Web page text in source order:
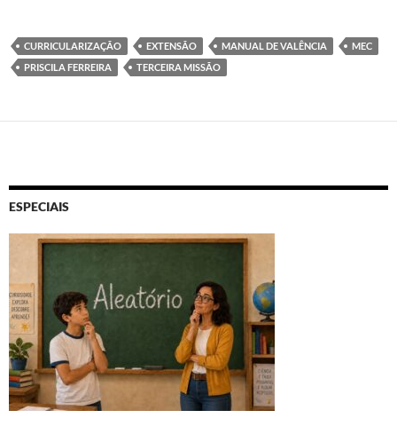
CURRICULARIZAÇÃO EXTENSÃO MANUAL DE VALÊNCIA
MEC
PRISCILA FERREIRA
TERCEIRA MISSÃO
ESPECIAIS